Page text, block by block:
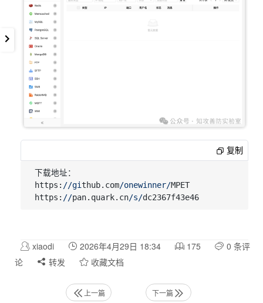
复制
下载地址：
https: //gi thub.com/onewinner/MPET
https: //pan.quark.cn/s/ dc2367f43e46
xiaodi 2026年4月29日 18:34 175
0 条评
论
转发 收藏文档
上一篇 下一篇